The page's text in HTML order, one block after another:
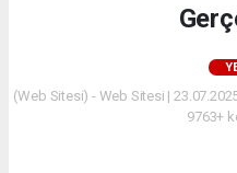
(Web Sitesi) - Web Sitesi |
9763+